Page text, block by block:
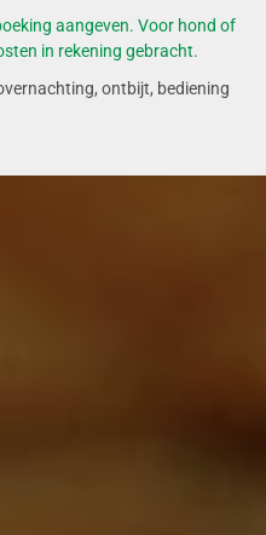
aangeven. Voor hond of
in rekening gebracht.
ontbijt, bediening